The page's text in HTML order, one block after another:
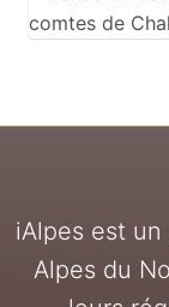
iAlpes est
Alpes du